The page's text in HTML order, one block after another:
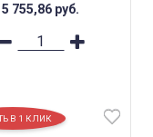
5 755,86 руб.